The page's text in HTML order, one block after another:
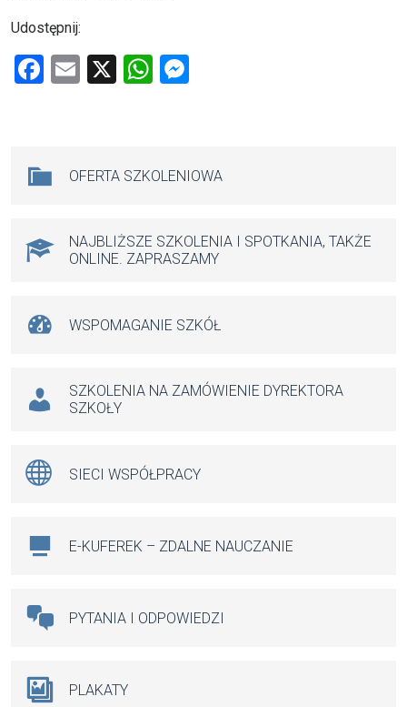
Udostępnij:
F
o
k
E
X
W
A
p
g
OFERTA SZKOLENIOWA
NAJBLIŻSZE SZKOLENIA I SPOTKANIA, TAKŻE
ONLINE. ZAPRASZAMY
WSPOMAGANIE SZKÓŁ
SZKOLENIA NA ZAMÓWIENIE DYREKTORA
SZKOŁY
SIECI WSPÓŁPRACY
E-KUFEREK – ZDALNE NAUCZANIE
PYTANIA I ODPOWIEDZI
PLAKATY